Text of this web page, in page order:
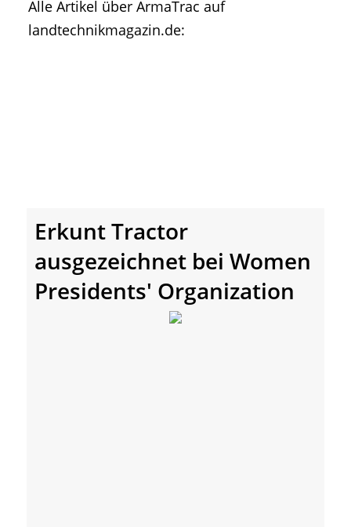
• Geschichte und Geschichten
• Messen und Veranstaltungen
Alle Artikel über ArmaTrac auf
landtechnikmagazin.de:
Erkunt Tractor
ausgezeichnet bei Women
Presidents' Organization